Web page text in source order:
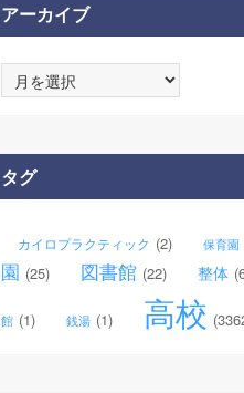
アーカイブ
ー
ブ
タグ
カイロプラクティック (2) 保育園
園 (25) 図書館 (22) 整体
館 (1) 銭湯 (1) 高校